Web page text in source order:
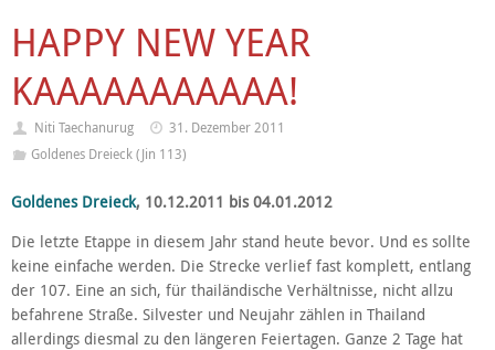
HAPPY NEW YEAR
KAAAAAAAAAAA!
Niti Taechanurug
31. Dezember 2011
Goldenes Dreieck (Jin 113)
Goldenes Dreieck, 10.12.2011 bis 04.01.2012
Die letzte Etappe in diesem Jahr stand heute bevor. Und es sollte
keine einfache werden. Die Strecke verlief fast komplett, entlang
der 107. Eine an sich, für thailändische Verhältnisse, nicht allzu
befahrene Straße. Silvester und Neujahr zählen in Thailand
allerdings diesmal zu den längeren Feiertagen. Ganze 2 Tage hat